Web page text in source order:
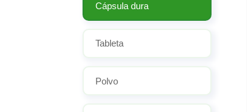
Cápsula dura
Tableta
Polvo